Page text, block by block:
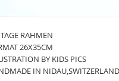
RAHMEN
26X35CM
BY KIDS PICS
IN NIDAU,SWITZERLAND